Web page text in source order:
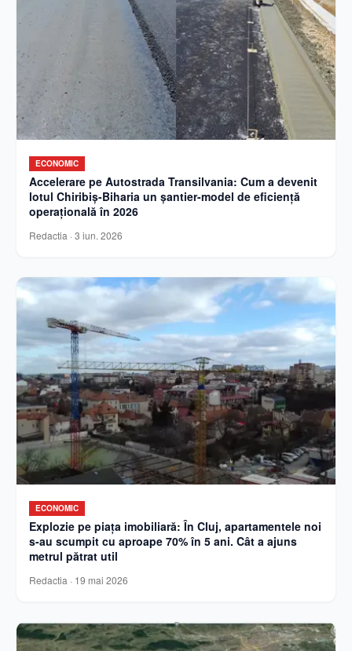
ECONOMIC
Accelerare pe Autostrada Transilvania: Cum a devenit
lotul Chiribiș-Biharia un șantier-model de eficiență
operațională în 2026
Redactia · 3 iun. 2026
ECONOMIC
Explozie pe piața imobiliară: În Cluj, apartamentele noi
s-au scumpit cu aproape 70% în 5 ani. Cât a ajuns
metrul pătrat util
Redactia · 19 mai 2026